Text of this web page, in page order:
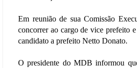
Em reunião de sua Comissão
concorrer ao cargo de vice prefeito
candidato a prefeito Netto Donato.
O presidente do MDB informou